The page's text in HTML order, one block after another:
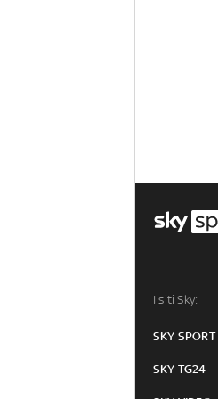
I siti Sky:
SKY SPORT
SKY TG24